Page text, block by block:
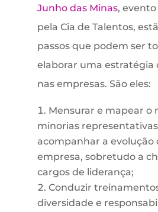
Junho das Minas,
pela Cia de Talentos,
passos que podem ser
elaborar uma estratégia
nas empresas. São eles:
Mensurar e mapear o
minorias
acompanhar a evolução
empresa, sobretudo a
cargos de liderança;
Conduzir
diversidade e